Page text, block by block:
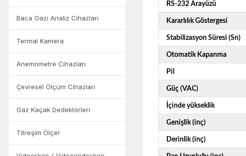
Baca Gazı Analiz Cihazları
Termal Kamera
Anemometre Cihazları
Çevresel Ölçüm Cihazları
Gaz Kaçak Dedektörleri
Titreşim Ölçer
RS-232 Arayüzü
Kararlılık Göstergesi
Stabilizasyon Süresi (Sn)
Otomatik Kapanma
Pil
Güç (VAC)
İçinde yükseklik
Genişlik (inç)
Derinlik (inç)